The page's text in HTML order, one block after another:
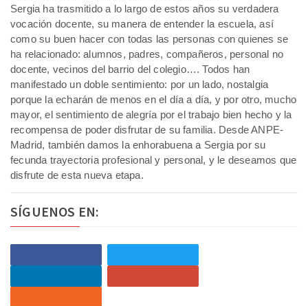
Sergia ha trasmitido a lo largo de estos años su verdadera
vocación docente, su manera de entender la escuela, así
como su buen hacer con todas las personas con quienes se
ha relacionado: alumnos, padres, compañeros, personal no
docente, vecinos del barrio del colegio…. Todos han
manifestado un doble sentimiento: por un lado, nostalgia
porque la echarán de menos en el día a día, y por otro, mucho
mayor, el sentimiento de alegría por el trabajo bien hecho y la
recompensa de poder disfrutar de su familia. Desde ANPE-
Madrid, también damos la enhorabuena a Sergia por su
fecunda trayectoria profesional y personal, y le deseamos que
disfrute de esta nueva etapa.
SÍGUENOS EN: